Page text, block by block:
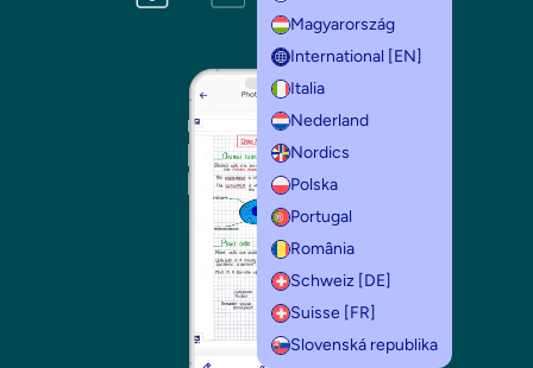
Magyarország
International [EN]
Italia
Nederland
Nordics
Polska
Portugal
România
Schweiz [DE]
Suisse [FR]
Slovenská republika